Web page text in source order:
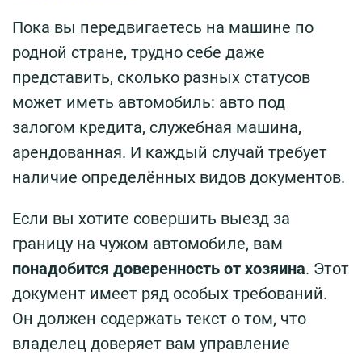
Пока вы передвигаетесь на машине по
родной стране, трудно себе даже
представить, сколько разных статусов
может иметь автомобиль: авто под
залогом кредита, служебная машина,
арендованная. И каждый случай требует
наличие определённых видов документов.
Если вы хотите совершить выезд за
границу на чужом автомобиле, вам
понадобится доверенность от хозяина. Этот
документ имеет ряд особых требований.
Он должен содержать текст о том, что
владелец доверяет вам управление